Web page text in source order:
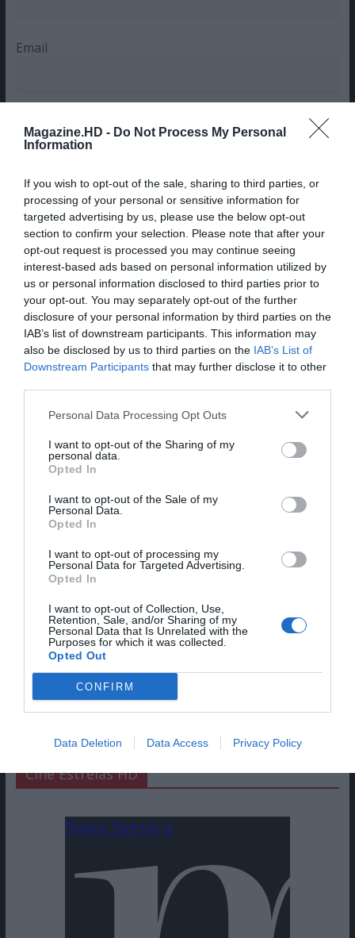
Magazine.HD - Do Not Process My Personal
Information
If you wish to opt-out of the sale, sharing to third parties, or
processing of your personal or sensitive information for
targeted advertising by us, please use the below opt-out
section to confirm your selection. Please note that after your
opt-out request is processed you may continue seeing
interest-based ads based on personal information utilized by
us or personal information disclosed to third parties prior to
your opt-out. You may separately opt-out of the further
disclosure of your personal information by third parties on the
IAB’s list of downstream participants. This information may
also be disclosed by us to third parties on the IAB’s List of
Downstream Participants that may further disclose it to other
Personal Data Processing Opt Outs
I want to opt-out of the Sharing of my
personal data.
Opted In
I want to opt-out of the Sale of my
Personal Data.
Opted In
I want to opt-out of processing my
Personal Data for Targeted Advertising.
Opted In
I want to opt-out of Collection, Use,
Retention, Sale, and/or Sharing of my
Personal Data that Is Unrelated with the
Purposes for which it was collected.
Opted Out
CONFIRM
Data Deletion Data Access Privacy Policy
Email
para a próxima vez que eu comentar.
Sim, adicione-me à mailing list da Newsletter MHD
Cine Estreias HD